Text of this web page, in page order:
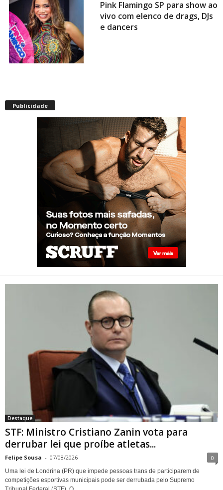
Pink Flamingo SP para show ao
vivo com elenco de drags, DJs
e dancers
superior à real, aponta
relatório internacional
Gay de 62 anos relembra
quando, aos 15, foi garoto de
programa por quatro meses
sem saber: “Idiotice da minha
parte”
STF: Ministro Cristiano Zanin
vota para derrubar lei que
proíbe atletas transgênero
em competições de Londrina
Publicidade
Destaque
STF: Ministro Cristiano Zanin vota para
derrubar lei que proíbe atletas...
Felipe Sousa - 07/08/2026 0
Uma lei de Londrina (PR) que impede pessoas trans de participarem de
competições esportivas municipais pode ser derrubada pelo Supremo